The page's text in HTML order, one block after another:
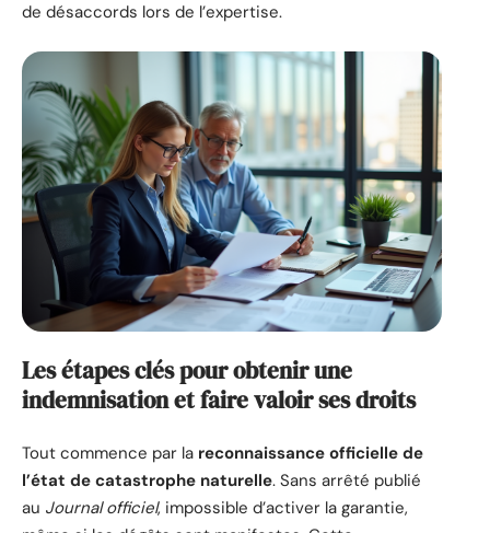
de désaccords lors de l’expertise.
Les étapes clés pour obtenir une
indemnisation et faire valoir ses droits
Tout commence par la reconnaissance officielle de
l’état de catastrophe naturelle. Sans arrêté publié
au Journal officiel, impossible d’activer la garantie,